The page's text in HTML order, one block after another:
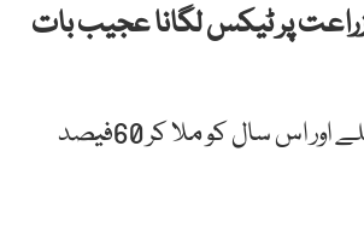
زراعت پر ٹیکس لگانا عجیب بات
ہم نیوز کے پروگرام ’’ فیصلہ آپ کا‘‘ میں گفتگو کرتے ہوئے انہوں نے کہا پچھلے اور اس سال کو ملا کر 60فیصد